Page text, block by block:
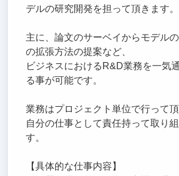
デルの研究開発を担って頂きます。
主に、論文のサーベイからモデル
の拡張方法の提案など、
ビジネスにおけるR&D業務を一気
る事が可能です。
業務はプロジェクト単位で行って頂
自分の仕事として責任持って取り
す。
【具体的な仕事内容】